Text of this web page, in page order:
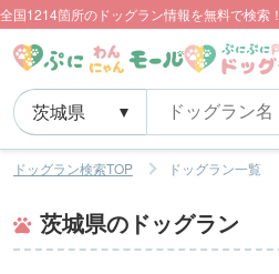
全国1214箇所のドッグラン情報を無料で検索！
ドッグラン検索TOP ドッグラン一覧
茨城県のドッグラン